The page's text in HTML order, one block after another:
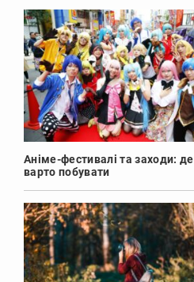
Аніме-фестивалі та заходи: де
варто побувати